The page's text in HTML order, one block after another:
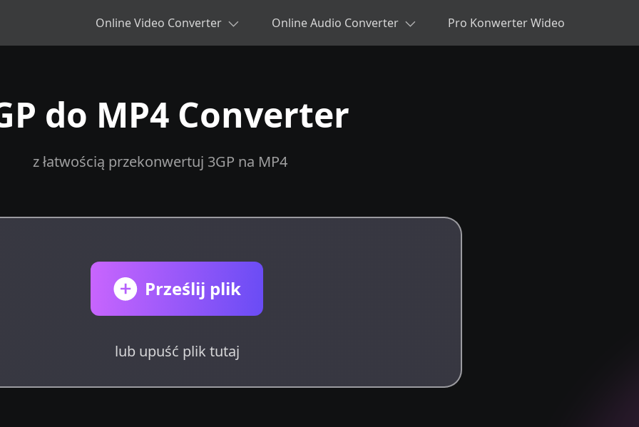
Online Video Converter Online Audio Converter Pro Konwerter Wideo
do MP4 Converter
z łatwością przekonwertuj 3GP na MP4
Prześlij plik
lub upuść plik tutaj